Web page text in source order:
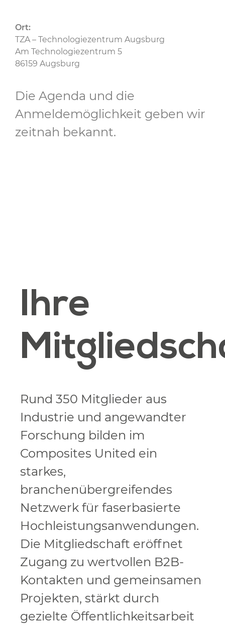
Ort:
TZA – Technologiezentrum Augsburg
Am Technologiezentrum 5
86159 Augsburg
Die Agenda und die
Anmeldemöglichkeit geben wir
zeitnah bekannt.
Ihre
Rund 350 Mitglieder aus
Industrie und angewandter
Forschung bilden im
Composites United ein
starkes,
branchenübergreifendes
Netzwerk für faserbasierte
Hochleistungsanwendungen.
Die Mitgliedschaft eröffnet
Zugang zu wertvollen B2B-
Kontakten und gemeinsamen
Projekten, stärkt durch
gezielte Öffentlichkeitsarbeit